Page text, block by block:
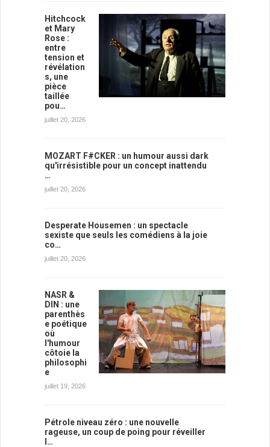
Hitchcock
et Mary
Rose :
entre
tension et
révélation
s, une
pièce
taillée
pou…
juillet 20, 2026
MOZART F#CKER : un humour aussi dark
qu'irrésistible pour un concept inattendu
…
juillet 20, 2026
Desperate Housemen : un spectacle
sexiste que seuls les comédiens à la joie
co…
juillet 20, 2026
NASR &
DIN : une
parenthès
e poétique
où
l'humour
côtoie la
philosophi
e
juillet 19, 2026
Pétrole niveau zéro : une nouvelle
rageuse, un coup de poing pour réveiller
l…